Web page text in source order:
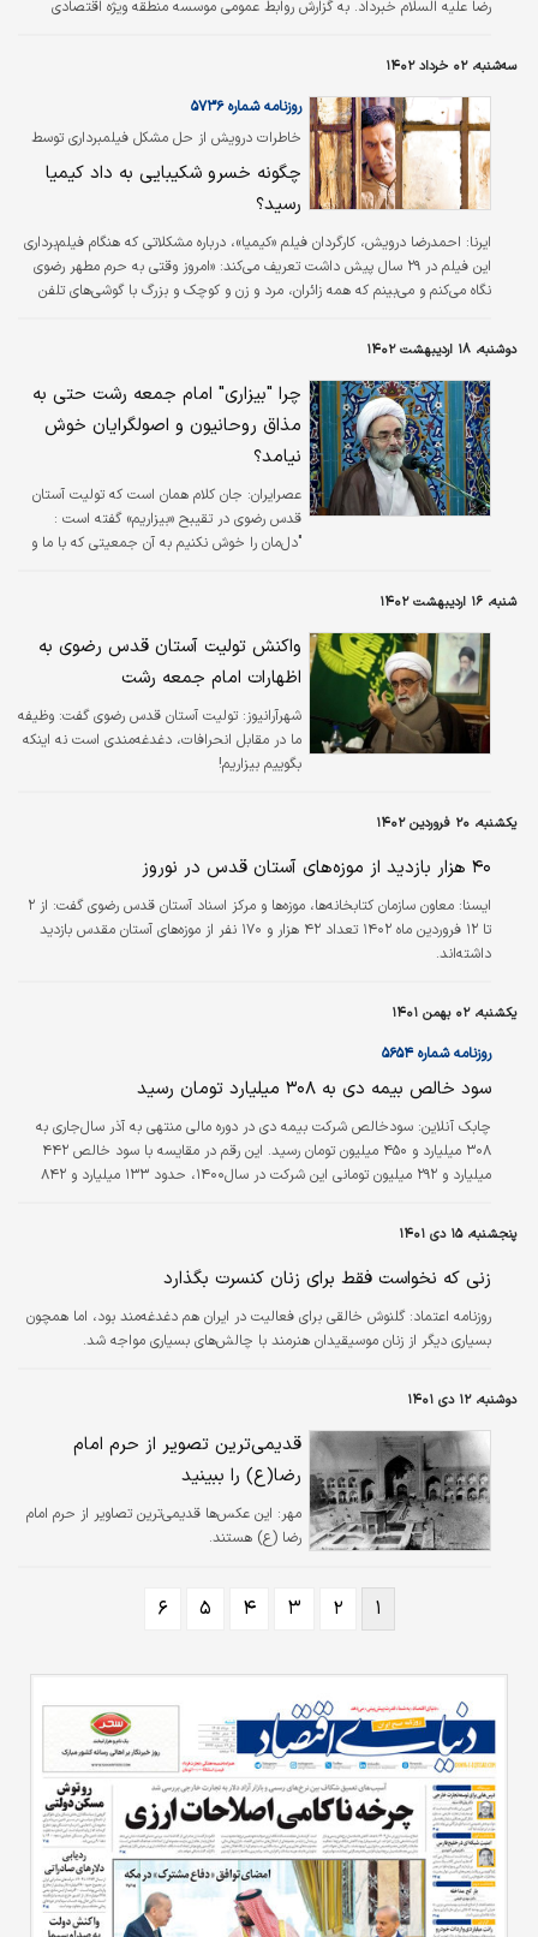
نسبت به دیگر سرمایه‌گذاران ارائه خواهد شد. وی
رضا علیه السلام خبرداد. به گزارش روابط عمومی موسسه منطقه ویژه اقتصادی
این منطقه و اوامر تولیت معزز آستان و در راستای مسوولیت اجتماعی و حمایت از
سرمایه گذاران بومی، تسهیلات ویژه ای به اهالی شهرستان سرخس نسبت به دیگر
سرمایه گذاران ارائه خواهد شد. وی خاطرنشان کرد مدت ارائه این تسهیلات تا…
سه‌شنبه، ۰۲ خرداد ۱۴۰۲
خاطرات درویش از حل مشکل فیلمبرداری توسط
بازیگر فقید
روزنامه شماره ۵۷۳۶
چگونه خسرو شکیبایی به داد کیمیا
رسید؟
ایرنا: احمدرضا درویش، کارگردان فیلم «کیمیا»، درباره مشکلاتی که هنگام فیلم‌برداری
این فیلم در ۲۹ سال پیش داشت تعریف می‌کند: «امروز وقتی به حرم مطهر رضوی
نگاه می‌کنم و می‌بینم که همه زائران، مرد و زن و کوچک و بزرگ با گوشی‌های تلفن
من مثل خیال می ماند، زیرا زمانی که ما می‌خواستیم صحنه‌ای از فیلم «کیمیا» را در
حرم مطهر رضوی بسازیم، شرایط این‌گونه نبود و ورود دوربین و بازی بازیگران با
محدودیت‌های زیادی همراه بود.»
دوشنبه، ۱۸ اردیبهشت ۱۴۰۲
چرا "بیزاری" امام جمعه رشت حتی به
مذاق روحانیون و اصولگرایان خوش
نیامد؟
عصرایران: جان کلام همان است که تولیت آستان
قدس رضوی در تقیبح «بیزاریم» گفته است :
"دل‌مان را خوش نکنیم به آن جمعیتی که با ما و
شنبه، ۱۶ اردیبهشت ۱۴۰۲
واکنش تولیت آستان قدس رضوی به
اظهارات امام جمعه رشت
شهرآرانیوز: تولیت آستان قدس رضوی گفت: وظیفه
ما در مقابل انحرافات، دغدغه‌مندی است نه اینکه
بگوییم بیزاریم!
یکشنبه، ۲۰ فروردین ۱۴۰۲
۴۰ هزار بازدید از موزه‌های آستان قدس در نوروز
ایسنا: معاون سازمان کتابخانه‌ها، موزه‌ها و مرکز اسناد آستان قدس رضوی گفت: از ۲
تا ۱۲ فروردین ماه ۱۴۰۲ تعداد ۴۲ هزار و ۱۷۰ نفر از موزه‌های آستان مقدس بازدید
داشته‌اند.
یکشنبه، ۰۲ بهمن ۱۴۰۱
روزنامه شماره ۵۶۵۴
سود خالص بیمه دی به ۳۰۸ میلیارد تومان رسید
چابک آنلاین: سودخالص شرکت بیمه دی در دوره مالی منتهی به آذر سال‌جاری به
۳۰۸ میلیارد و ۴۵۰ میلیون تومان رسید. این رقم در مقایسه با سود خالص ۴۴۲
میلیارد و ۲۹۲ میلیون تومانی این شرکت در سال۱۴۰۰، حدود ۱۳۳ میلیارد و ۸۴۲
محصولات مختلف بیمه‌ای می‌پردازد و سهم از بازار این شرکت تا پایان سال گذشته
پنجشنبه، ۱۵ دی ۱۴۰۱
زنی که نخواست فقط برای زنان کنسرت بگذارد
روزنامه اعتماد:گلنوش خالقی برای فعالیت در ایران هم دغدغه‌مند بود، اما همچون
بسیاری دیگر از زنان موسیقیدان هنرمند با چالش‌های بسیاری مواجه شد.
دوشنبه، ۱۲ دی ۱۴۰۱
قدیمی‌ترین تصویر از حرم امام
رضا(ع) را ببینید
مهر: این عکس‌ها قدیمی‌ترین تصاویر از حرم امام
رضا (ع) هستند.
۱ ۲ ۳ ۴ ۵ ۶